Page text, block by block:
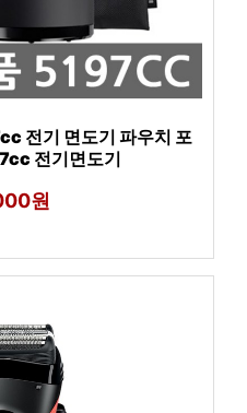
전기 면도기 파우치 포
전기면도기
원